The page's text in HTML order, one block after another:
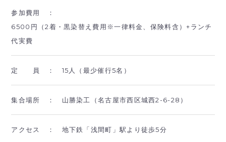
参加費用 ：
6500円（2着・黒染替え費用※一律料金、保険料含）+ランチ
代実費
定 員 ： 15人（最少催行5名）
集合場所 ： 山勝染工（名古屋市西区城西2-6-28）
アクセス ： 地下鉄「浅間町」駅より徒歩5分